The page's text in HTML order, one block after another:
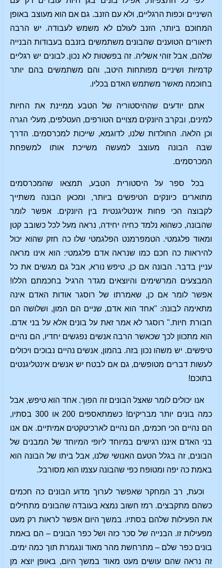
השיניים וכפות הרגליים, ולא עם הזנב. גם אם הוא מעוצב באופן
המחוכם ביותר, הזנב לעולם לא משמש לעבודה. יש הרבה
תיאורים הטוענים שהבונים משתמשים בזנבם בעבודות הבנייה
שלהם, אבל זוהי אשליה. זה בפשטות לא נכון. לבונים יש רגליים
קדמיות ושיניים מפותחות היטב, והם משתמשים בהם יותר
בחוכמה מאשר משתמש האדם בכליו.
אתם יודעים שההיסטוריה של הטבע ממיינת את החיות
למינים, ובקרב היונקים מצויים הטורפים, העטלפים, מעלי הגרה
וכן הלאה. החולדות שלנו, לדוגמא, שייכות למכרסמים. הדרך
שבה הבונה מעוצב למעשה משייכת אותו למשפחת
המכרסמים.
בכל ספר על היסטורית הטבע, תמצאו שהמכרסמים
מתוארים כיונקים הטיפשים ביותר, ומכאן הבונה משתייך
לקבוצה הכי פחות אינטליגנטית בין היונקים. אפשר לומר
שהבונה, כשהוא נלמד כחיה יחידה, נראה מעל לכל כשובב קטן
ומאוד פלגמטי. הטמפרמנט הפלגמטי שלו כה חזק שהוא יכול
להיראות כה חכם כמו שנראה אדם פלגמטי: הוא אינו מראה
עניין בדבר. הבונה אם כן, טיפש נורא, אבל גם מגשים את כל
המבצעים המרשימים והיוצאים מגדר הרגיל בחכמתם הללו!
אפשר לומר אם כן, שאמרתו של רוסגר אודות האדם אינה
מתאימה לבונה: "אחד הוא אדם, שניים הם המון, ושלושה הם
חבורת חיות." רוסגר לא אמר זאת על בונים אלא על בני אדם.
הוא מתכוון לכך שכאשר הרבה אנשים נפגשים יחדיו, הם נהיים
טיפשים. יש משהו נכון בזה. בהמון, אנשים נהיים נבוכים ויכולים
לעשות דברים מטופשים, גם אם לבטח יש אנשים אינטליגנטים
בתוכם!
אנו יכולים לומר שאצל הבונים זה הפוך. אחד הוא טיפש, אבל
כמה בונים יותר מבריקים! כשמתאספים 200 או 300 בסתיו,
הם נהיים הכי חכמים, הם נהיים לארכיטקטים אמיתיים. אם אנו
בני האדם איננו רגישים במיוחד ליופי המיוחד של המבנים של
הבונים, זה בגלל הטעם האנושי שלנו, אבל ביתו של הבונה הוא
באמת כה יפה ומטופח כפי שהבונה עצמו הוא מסורבל.
וכעת, רב המחקר שאפשר לערוך מדוע הבונים כה חכמים
כשהם מתקבצים. רמז חשוב נמצא בעובדה שהבונים מתחילים
את הפעילות שלהם בסתיו. במשך היום אפשר לראות רק מעט
מפעילות זו. הבנייה של סכר כזה ושל כפר הבונים – הם באמת
בונים כפר שלם – מתרחשת מהר מאוד ונגמרת תוך כמה ימים.
זה נראה שהם עושים מעט מאוד במשך היום, באופן יוצא מן